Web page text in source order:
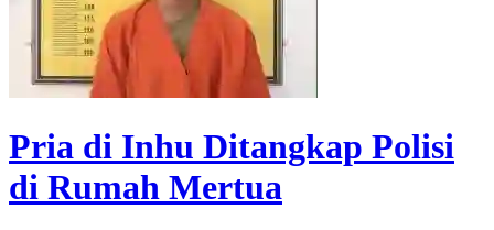
Pria di Inhu Ditangkap Polisi
di Rumah Mertua